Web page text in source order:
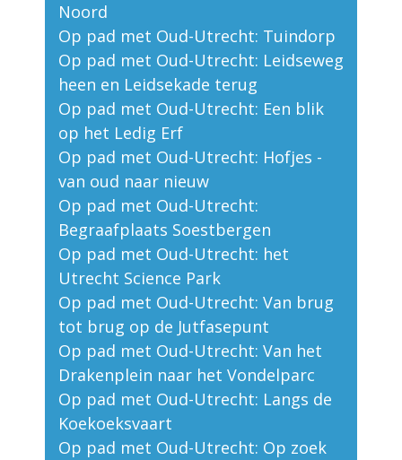
Noord
Op pad met Oud-Utrecht: Tuindorp
Op pad met Oud-Utrecht: Leidseweg
heen en Leidsekade terug
Op pad met Oud-Utrecht: Een blik
op het Ledig Erf
Op pad met Oud-Utrecht: Hofjes -
van oud naar nieuw
Op pad met Oud-Utrecht:
Begraafplaats Soestbergen
Op pad met Oud-Utrecht: het
Utrecht Science Park
Op pad met Oud-Utrecht: Van brug
tot brug op de Jutfasepunt
Op pad met Oud-Utrecht: Van het
Drakenplein naar het Vondelparc
Op pad met Oud-Utrecht: Langs de
Koekoeksvaart
Op pad met Oud-Utrecht: Op zoek